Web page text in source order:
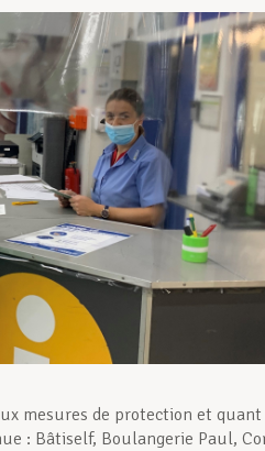
mesures de protection et quant
: Bâtiself, Boulangerie Paul,